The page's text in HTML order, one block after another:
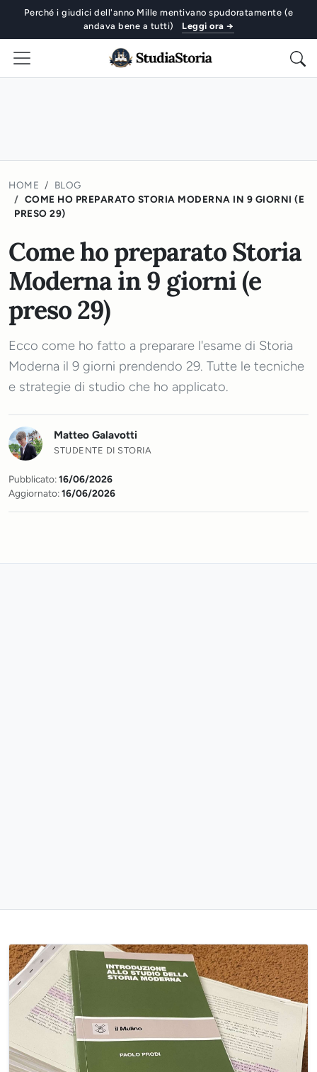
Perché i giudici dell'anno Mille mentivano spudoratamente (e
andava bene a tutti)
Leggi ora →
HOME
BLOG
COME HO PREPARATO STORIA MODERNA IN 9 GIORNI (E
PRESO 29)
Come ho preparato Storia
Moderna in 9 giorni (e
preso 29)
Ecco come ho fatto a preparare l'esame di Storia
Moderna il 9 giorni prendendo 29. Tutte le tecniche
e strategie di studio che ho applicato.
Matteo Galavotti
STUDENTE DI STORIA
Pubblicato:16/06/2026
Aggiornato:16/06/2026